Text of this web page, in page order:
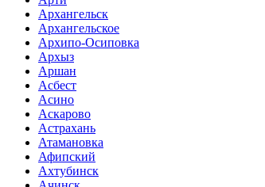
Архангельск
Архангельское
Архипо-Осиповка
Архыз
Аршан
Асбест
Асино
Аскарово
Астрахань
Атамановка
Афипский
Ахтубинск